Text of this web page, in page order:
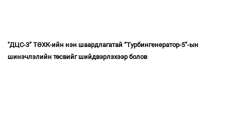
"ДЦС-3” ТӨХК-ийн нэн шаардлагатай “Турбингенератор-5”-ын
шинэчлэлийн төсвийг шийдвэрлэхээр болов